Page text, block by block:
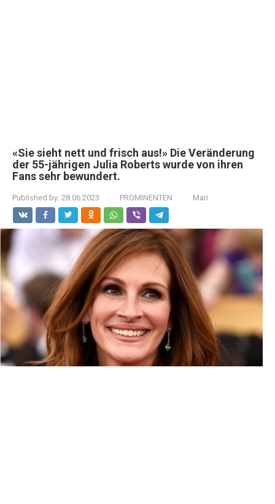
«Sie sieht nett und frisch aus!» Die Veränderung
der 55-jährigen Julia Roberts wurde von ihren
Fans sehr bewundert.
Published by: 28.06.2023 PROMINENTEN Mari